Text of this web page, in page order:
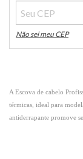
Não sei meu CEP
A Escova de cabelo
térmicas, ideal para
antiderrapante promove